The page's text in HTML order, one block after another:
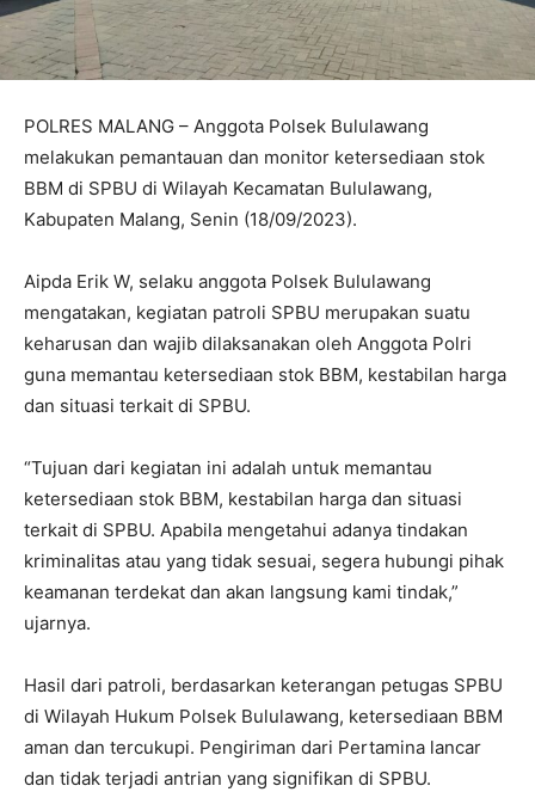
POLRES MALANG – Anggota Polsek Bululawang
melakukan pemantauan dan monitor ketersediaan stok
BBM di SPBU di Wilayah Kecamatan Bululawang,
Kabupaten Malang, Senin (18/09/2023).
Aipda Erik W, selaku anggota Polsek Bululawang
mengatakan, kegiatan patroli SPBU merupakan suatu
keharusan dan wajib dilaksanakan oleh Anggota Polri
guna memantau ketersediaan stok BBM, kestabilan harga
dan situasi terkait di SPBU.
“Tujuan dari kegiatan ini adalah untuk memantau
ketersediaan stok BBM, kestabilan harga dan situasi
terkait di SPBU. Apabila mengetahui adanya tindakan
kriminalitas atau yang tidak sesuai, segera hubungi pihak
keamanan terdekat dan akan langsung kami tindak,”
ujarnya.
Hasil dari patroli, berdasarkan keterangan petugas SPBU
di Wilayah Hukum Polsek Bululawang, ketersediaan BBM
aman dan tercukupi. Pengiriman dari Pertamina lancar
dan tidak terjadi antrian yang signifikan di SPBU.